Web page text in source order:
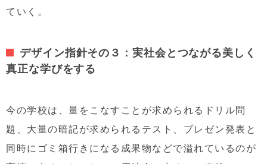
ていく。
デザイン指針その３：実社会とつながる美しく
真正な学びをする
今の学校は、量をこなすことが求められるドリル問
題、大量の暗記が求められるテスト、プレゼン発表と
同時にゴミ箱行きになる成果物などで溢れているのが